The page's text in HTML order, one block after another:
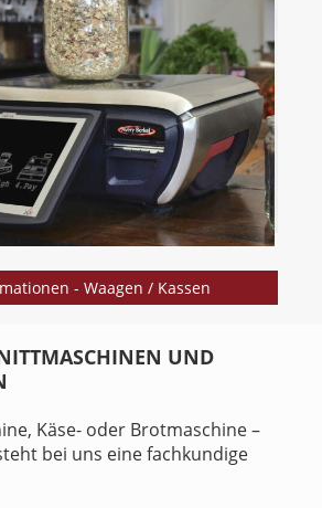
- Waagen / Kassen
UND
Käse- oder Brotmaschine –
bei uns eine fachkundige